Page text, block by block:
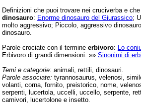
Definizioni che puoi trovare nei cruciverba e
dinosauro: Enorme dinosauro del Giurassico;
molto aggressivo; Piccolo, aggressivo
dinosauro.
Parole crociate con il termine erbivoro: Lo
Erbivoro di grandi dimensioni. »» Sinonimi di
Temi e categorie: animali, rettili, dinosauri.
Parole associate: tyrannosaurus, velenosi,
volanti, corna, fornito, preistorico, nome,
serpenti, lucertola, uccelli, uccello, serpente,
carnivori, lucertolone e insetto.